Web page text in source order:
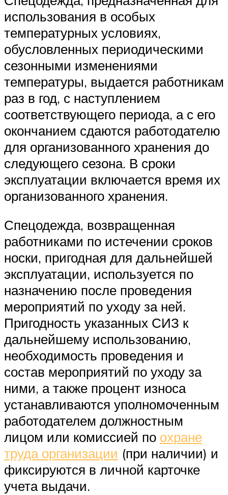
использования в особых
температурных условиях,
обусловленных периодическими
сезонными изменениями
температуры, выдается работникам
раз в год, с наступлением
соответствующего периода, а с его
окончанием сдаются работодателю
для организованного хранения до
следующего сезона. В сроки
эксплуатации включается время их
организованного хранения.
Спецодежда, возвращенная
работниками по истечении сроков
носки, пригодная для дальнейшей
эксплуатации, используется по
назначению после проведения
мероприятий по уходу за ней.
Пригодность указанных СИЗ к
дальнейшему использованию,
необходимость проведения и
состав мероприятий по уходу за
ними, а также процент износа
устанавливаются уполномоченным
работодателем должностным
лицом или комиссией по охране
труда организации (при наличии) и
фиксируются в личной карточке
учета выдачи.